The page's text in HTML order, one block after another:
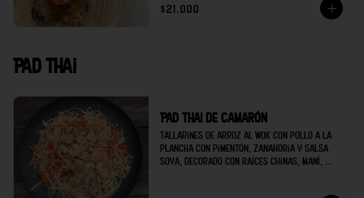
$21.000
Pad thai
Pad thai de camarón
Tallarines de arroz al wok con pollo a la
plancha con pimentón, zanahoria y salsa
soya, decorado con raíces chinas, maní,